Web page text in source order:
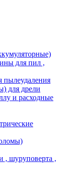
для пил ,
пылеудаления
для дрели
и расходные
, шуруповерта ,